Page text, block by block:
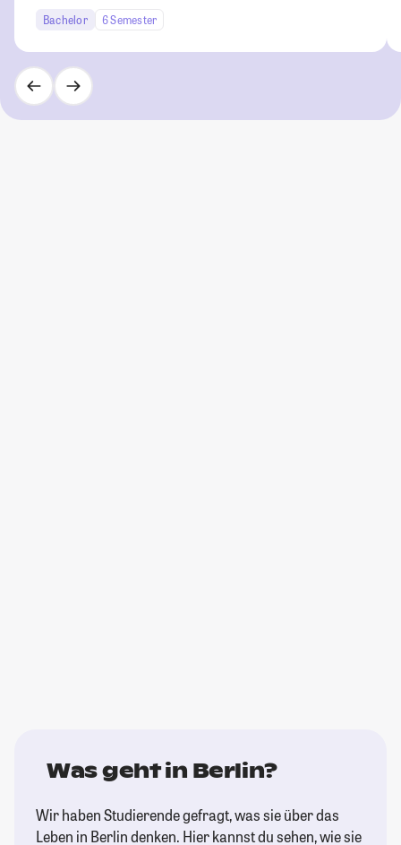
Bachelor 6 Semester
Was geht in Berlin?
Wir haben Studierende gefragt, was sie über das
Leben in Berlin denken. Hier kannst du sehen, wie sie